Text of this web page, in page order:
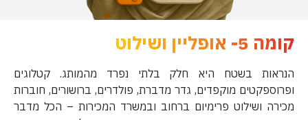
קומה 5- אופליין ושילוט
הנראות בשטח היא חלק בלתי נפרד מהמותג. קטלוגים
ופרוספקטים מוקפדים, גדר מדברת, פולדרים, ברושורים, חוברות
מכירה ושילוט פרימיום ברחוב ובמשרד המכירות – הכל מדבר